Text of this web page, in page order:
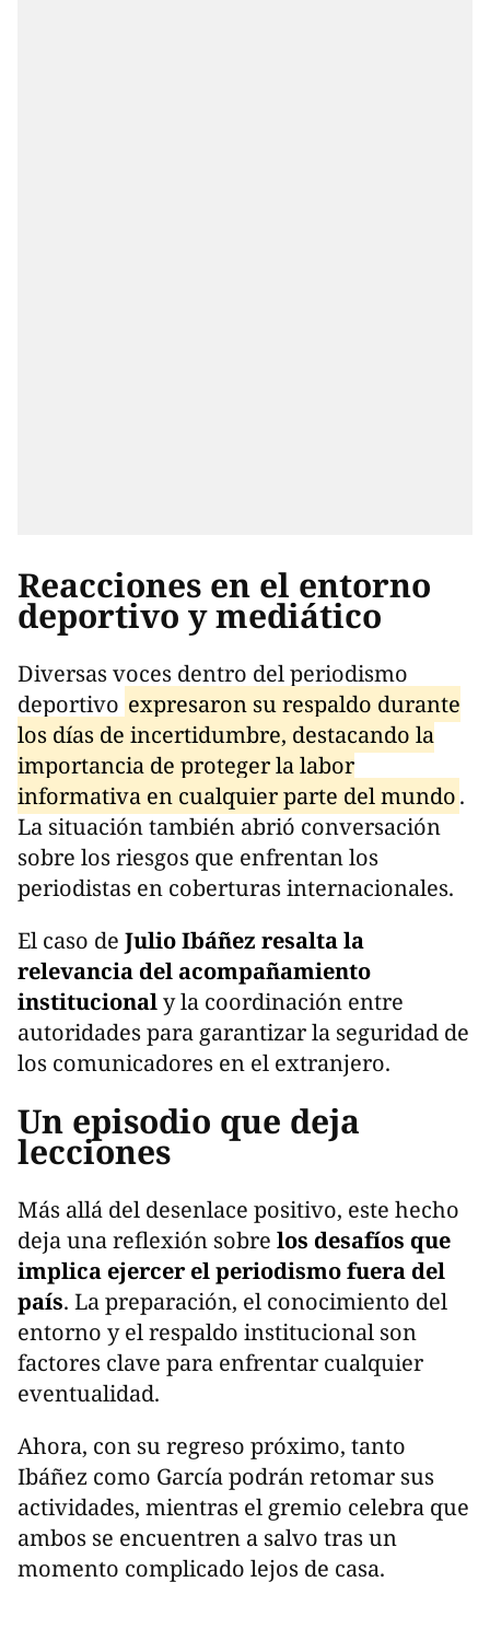
Reacciones en el entorno
deportivo y mediático
Diversas voces dentro del periodismo
deportivo expresaron su respaldo durante
los días de incertidumbre, destacando la
importancia de proteger la labor
informativa en cualquier parte del mundo.
La situación también abrió conversación
sobre los riesgos que enfrentan los
periodistas en coberturas internacionales.
El caso de Julio Ibáñez resalta la
relevancia del acompañamiento
institucionaly la coordinación entre
autoridades para garantizar la seguridad de
los comunicadores en el extranjero.
Un episodio que deja
lecciones
Más allá del desenlace positivo, este hecho
deja una reflexión sobre los desafíos que
implica ejercer el periodismo fuera del
país. La preparación, el conocimiento del
entorno y el respaldo institucional son
factores clave para enfrentar cualquier
eventualidad.
Ahora, con su regreso próximo, tanto
Ibáñez como García podrán retomar sus
actividades, mientras el gremio celebra que
ambos se encuentren a salvo tras un
momento complicado lejos de casa.